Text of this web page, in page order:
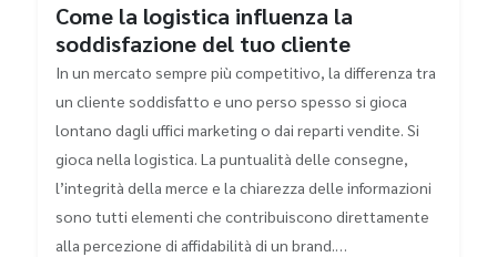
Come la logistica influenza la
soddisfazione del tuo cliente
In un mercato sempre più competitivo, la differenza tra
un cliente soddisfatto e uno perso spesso si gioca
lontano dagli uffici marketing o dai reparti vendite. Si
gioca nella logistica. La puntualità delle consegne,
l’integrità della merce e la chiarezza delle informazioni
sono tutti elementi che contribuiscono direttamente
alla percezione di affidabilità di un brand.…